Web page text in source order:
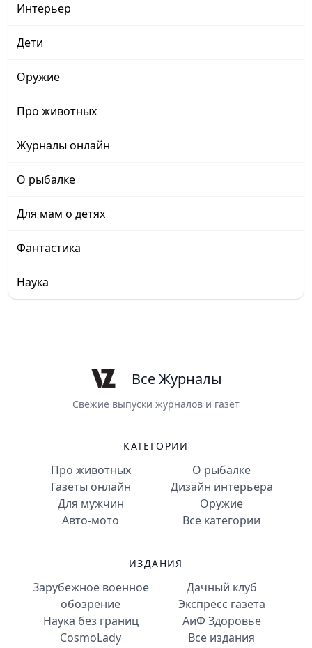
Интерьер
Дети
Оружие
Про животных
Журналы онлайн
О рыбалке
Для мам о детях
Фантастика
Наука
Все Журналы
Свежие выпуски журналов и газет
КАТЕГОРИИ
Про животных
Газеты онлайн
Для мужчин
Авто-мото
О рыбалке
Дизайн интерьера
Оружие
Все категории
ИЗДАНИЯ
Зарубежное военное
обозрение
Наука без границ
CosmoLady
Дачный клуб
Экспресс газета
АиФ Здоровье
Все издания